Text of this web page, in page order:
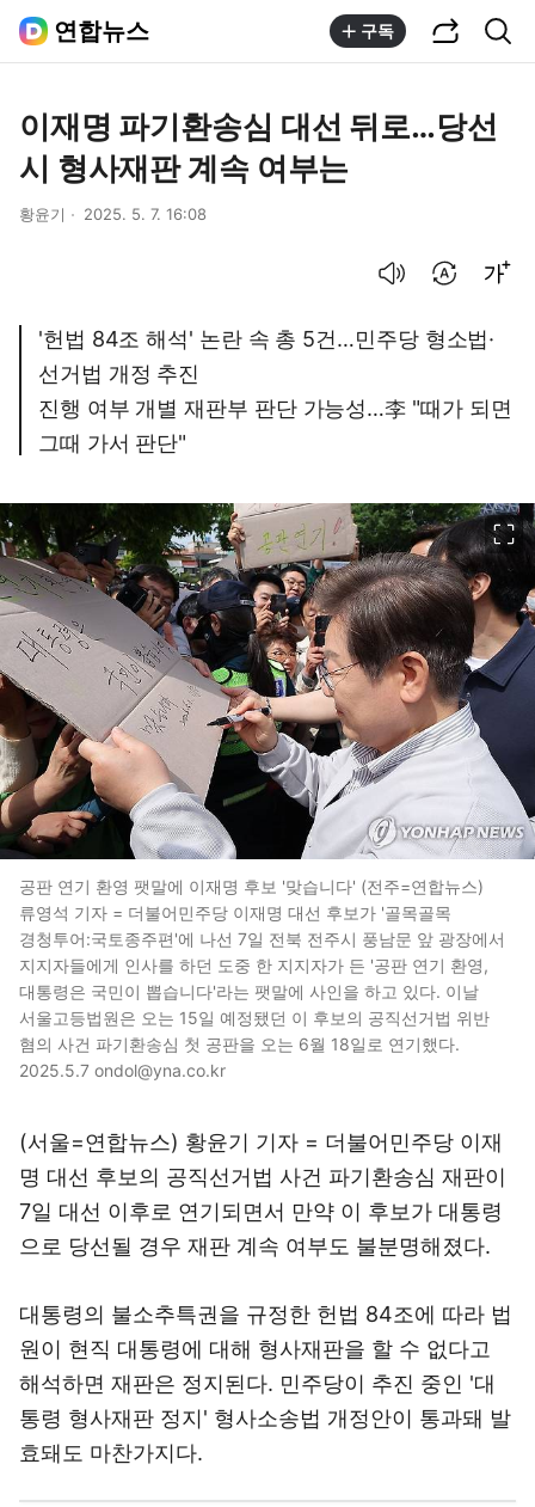
연합뉴스 구독
이재명 파기환송심 대선 뒤로…당선
시 형사재판 계속 여부는
황윤기 2025. 5. 7. 16:08
'헌법 84조 해석' 논란 속 총 5건…민주당 형소법·
선거법 개정 추진
진행 여부 개별 재판부 판단 가능성…李 "때가 되면
그때 가서 판단"
공판 연기 환영 팻말에 이재명 후보 '맞습니다' (전주=연합뉴스)
류영석 기자 = 더불어민주당 이재명 대선 후보가 '골목골목
경청투어:국토종주편'에 나선 7일 전북 전주시 풍남문 앞 광장에서
지지자들에게 인사를 하던 도중 한 지지자가 든 '공판 연기 환영,
대통령은 국민이 뽑습니다'라는 팻말에 사인을 하고 있다. 이날
서울고등법원은 오는 15일 예정됐던 이 후보의 공직선거법 위반
혐의 사건 파기환송심 첫 공판을 오는 6월 18일로 연기했다.
2025.5.7 ondol@yna.co.kr
(서울=연합뉴스) 황윤기 기자 = 더불어민주당 이재
명 대선 후보의 공직선거법 사건 파기환송심 재판이
7일 대선 이후로 연기되면서 만약 이 후보가 대통령
으로 당선될 경우 재판 계속 여부도 불분명해졌다.
대통령의 불소추특권을 규정한 헌법 84조에 따라 법
원이 현직 대통령에 대해 형사재판을 할 수 없다고
해석하면 재판은 정지된다. 민주당이 추진 중인 '대
통령 형사재판 정지' 형사소송법 개정안이 통과돼 발
효돼도 마찬가지다.